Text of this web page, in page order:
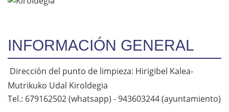
INFORMACIÓN GENERAL
Dirección del punto de limpieza: Hirigibel Kalea-
Mutrikuko Udal Kiroldegia
Tel.: 679162502 (whatsapp) - 943603244 (ayuntamiento)